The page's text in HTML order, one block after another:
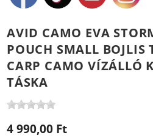
AVID CAMO EVA
POUCH SMALL BOJLIS
CARP CAMO VÍZÁLLÓ
TÁSKA
4 990,00 Ft